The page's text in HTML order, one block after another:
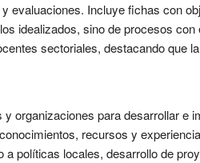
evaluaciones. Incluye fichas con
idealizados, sino de procesos
sectoriales, destacando que
organizaciones para desarrollar e
recursos y
políticas locales, desarrollo de